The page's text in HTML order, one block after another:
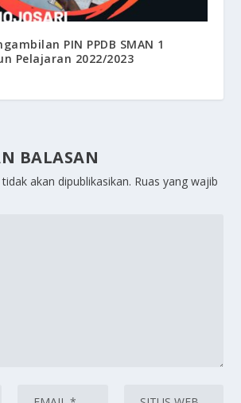
PIN PPDB SMAN 1
Pelajaran 2022/2023
BALASAN
akan dipublikasikan. Ruas yang wajib